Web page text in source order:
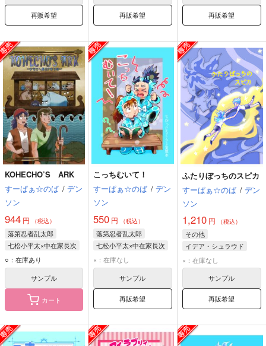
再販希望 再販希望 再販希望
KOHECHO’S ARK
すーぱぁ☆のば / デン
ソン
944 円 （税込）
落第忍者乱太郎
七松小平太×中在家長次
七松小平太
中在家長次
○：在庫あり
サンプル
カート
こっちむいて！
すーぱぁ☆のば / デン
ソン
550 円 （税込）
落第忍者乱太郎
七松小平太×中在家長次
七松小平太
中在家長次
×：在庫なし
サンプル
再販希望
ふたりぼっちのスピカ
すーぱぁ☆のば / デン
ソン
1,210円 （税込）
その他
イデア・シュラウド
オルト・シュラウド
×：在庫なし
サンプル
再販希望